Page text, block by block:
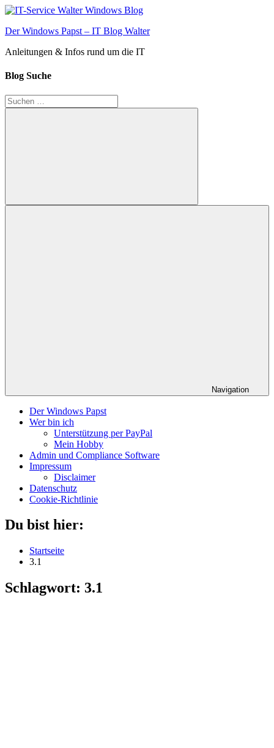
Zum
springen
Der Windows Papst – IT Blog Walter
Anleitungen & Infos rund um die IT
Blog Suche
Suchen
nach:
Suchen
Navigation
Der Windows Papst
Wer bin ich
Unterstützung per PayPal
Mein Hobby
Admin und Compliance Software
Impressum
Disclaimer
Datenschutz
Cookie-Richtlinie
Du bist hier:
Startseite
3.1
Schlagwort: 3.1